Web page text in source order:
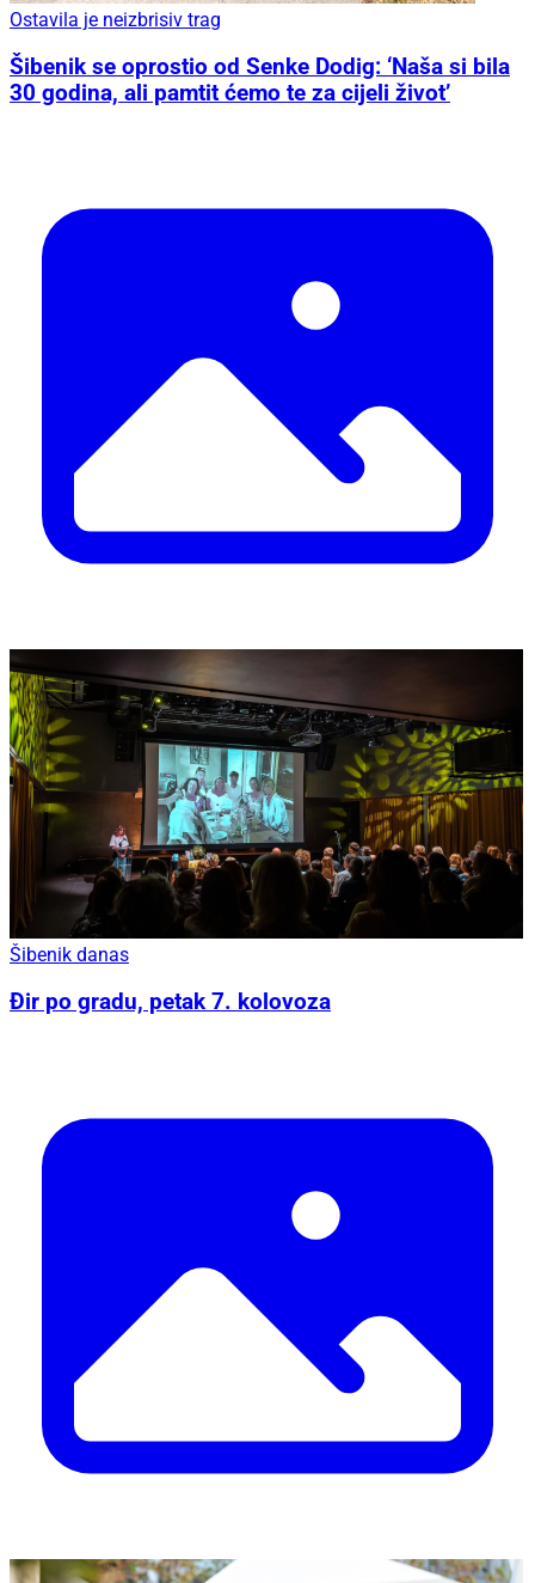
Ostavila je neizbrisiv trag
Šibenik se oprostio od Senke Dodig: ‘Naša si bila
30 godina, ali pamtit ćemo te za cijeli život’
Šibenik danas
Đir po gradu, petak 7. kolovoza